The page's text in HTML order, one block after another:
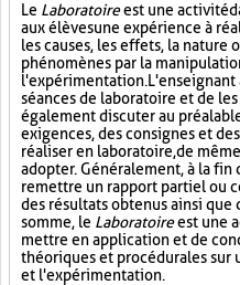
Le Laboratoireest une activité
aux élèves une expérience à
les causes, les effets, la nature
phénomènes par la
l'expérimentation.
séances de laboratoire et de
également discuter au
exigences, des consignes et
réaliser en laboratoire, de
adopter. Généralement, à la fin
remettre un rapport partiel ou
des résultats obtenus ainsi que
somme, le Laboratoireest une
mettre en application et de
théoriques et procédurales sur
et l'expérimentation.